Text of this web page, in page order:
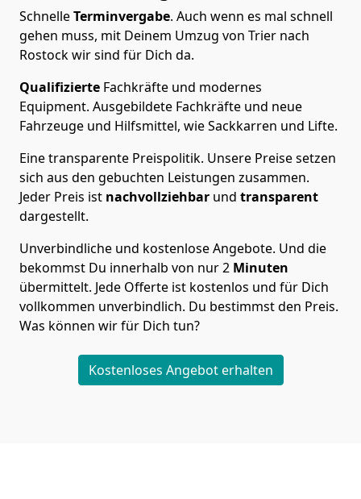
SchnelleTerminvergabe. Auch wenn es mal schnell
gehen muss, mit Deinem Umzug von Trier nach
Rostock wir sind für Dich da.
Qualifizierte Fachkräfte und modernes
Equipment. Ausgebildete Fachkräfte und neue
Fahrzeuge und Hilfsmittel, wie Sackkarren und Lifte.
Eine transparente Preispolitik. Unsere Preise setzen
sich aus den gebuchten Leistungen zusammen.
Jeder Preis ist nachvollziehbar und transparent
dargestellt.
Unverbindliche und kostenlose Angebote. Und die
bekommst Du innerhalb von nur2 Minuten
übermittelt. Jede Offerte ist kostenlos und für Dich
vollkommen unverbindlich. Du bestimmst den Preis.
Was können wir für Dich tun?
Kostenloses Angebot erhalten